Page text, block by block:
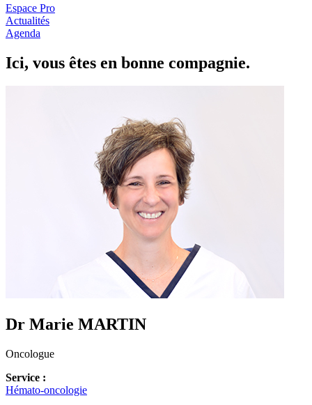
Espace Pro
Actualités
Agenda
Ici, vous êtes en bonne compagnie.
Dr Marie MARTIN
Oncologue
Service :
Hémato-oncologie